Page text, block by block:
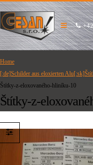
Home
[:de]Schilder aus eloxierten
Štítky-z-eloxovaného-hliníku-10
Štítky-z-